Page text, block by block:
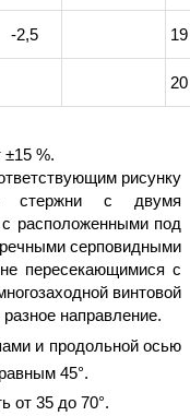
-2,5 19
20
%.
рисунку
стержни с двумя
расположенными под
серповидными
пересекающимися с
винтовой
направление.
и продольной осью
45°.
от 35 до 70°.